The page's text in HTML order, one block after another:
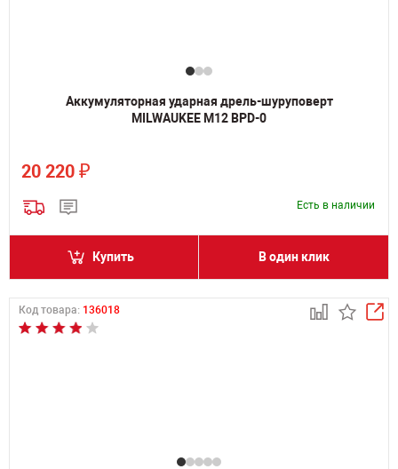
Аккумуляторная ударная дрель-шуруповерт
MILWAUKEE M12 BPD-0
20 220 ₽
Есть в наличии
Купить В один клик
Код товара: 136018